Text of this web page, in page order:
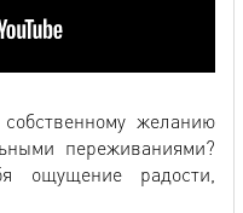
желанию
переживаниями?
ощущение радости,